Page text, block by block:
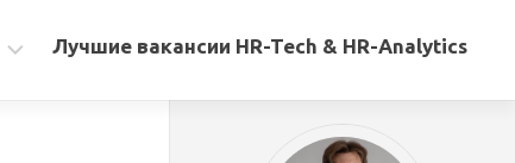
Лучшие вакансии HR-Tech & HR-Analytics